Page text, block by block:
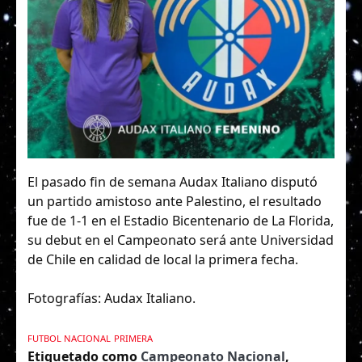
El pasado fin de semana Audax Italiano disputó
un partido amistoso ante Palestino, el resultado
fue de 1-1 en el Estadio Bicentenario de La Florida,
su debut en el Campeonato será ante Universidad
de Chile en calidad de local la primera fecha.
Fotografías: Audax Italiano.
FUTBOL NACIONAL PRIMERA
Etiquetado como Campeonato Nacional,